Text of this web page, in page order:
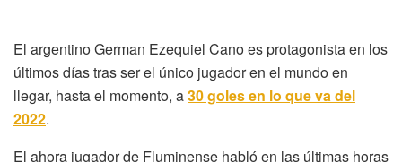
El argentino German Ezequiel Cano es protagonista en los
últimos días tras ser el único jugador en el mundo en
llegar, hasta el momento, a30 goles en lo que va del
2022.
El ahora jugador de Fluminense habló en las últimas horas